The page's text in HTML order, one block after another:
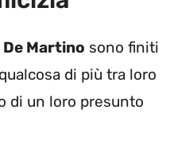
Martino sono finiti
di più tra loro
di un loro presunto